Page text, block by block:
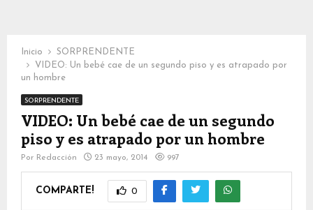
Inicio
SORPRENDENTE
VIDEO: Un bebé cae de un segundo piso y es atrapado por
un hombre
SORPRENDENTE
VIDEO: Un bebé cae de un segundo
piso y es atrapado por un hombre
Por Redacción 23 mayo, 2014 997
COMPARTE! 0